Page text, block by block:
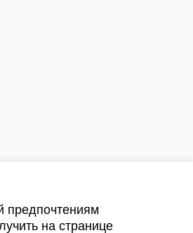
предпочтениям
на странице